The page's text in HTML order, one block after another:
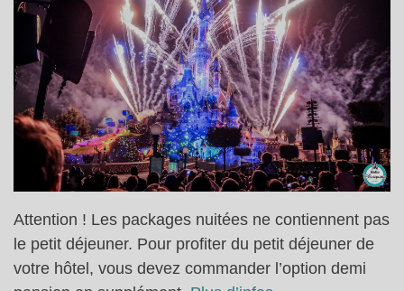
Attention ! Les packages nuitées ne contiennent pas
le petit déjeuner. Pour profiter du petit déjeuner de
votre hôtel, vous devez commander l’option demi